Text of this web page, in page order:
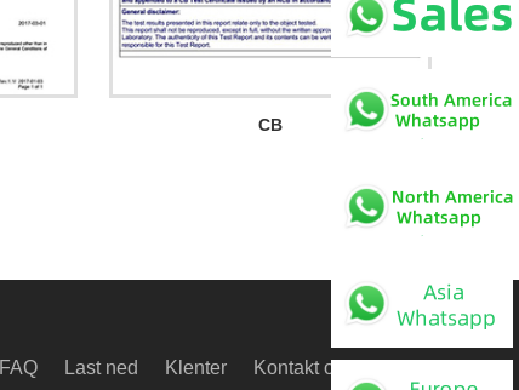
CB
FAQ Last ned Klenter Kontakt oss